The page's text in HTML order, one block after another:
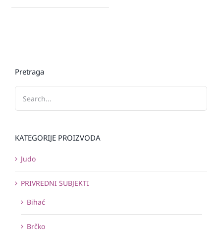
Pretraga
KATEGORIJE PROIZVODA
Judo
PRIVREDNI SUBJEKTI
Bihać
Brčko